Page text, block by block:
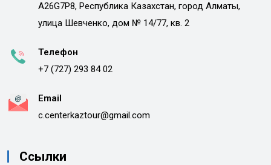
A26G7P8, Республика Казахстан, город Алматы,
улица Шевченко, дом № 14/77, кв. 2
Телефон
+7 (727) 293 84 02
Email
c.centerkaztour@gmail.com
Ссылки